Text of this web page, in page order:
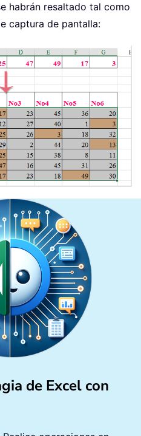
habrán resaltado tal como
captura de pantalla:
de Excel con